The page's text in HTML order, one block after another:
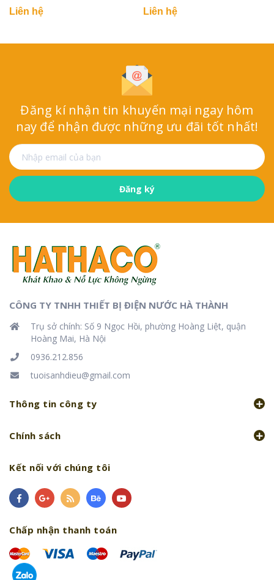
Liên hệ Liên hệ
Đăng kí nhận tin khuyến mại ngay hôm
nay để nhận được những ưu đãi tốt nhất!
Đăng ký
CÔNG TY TNHH THIẾT BỊ ĐIỆN NƯỚC HÀ THÀNH
Trụ sở chính: Số 9 Ngọc Hồi, phường Hoàng Liệt, quận
Hoàng Mai, Hà Nội
0936.212.856
tuoisanhdieu@gmail.com
Thông tin công ty
Chính sách
Kết nối với chúng tôi
Chấp nhận thanh toán